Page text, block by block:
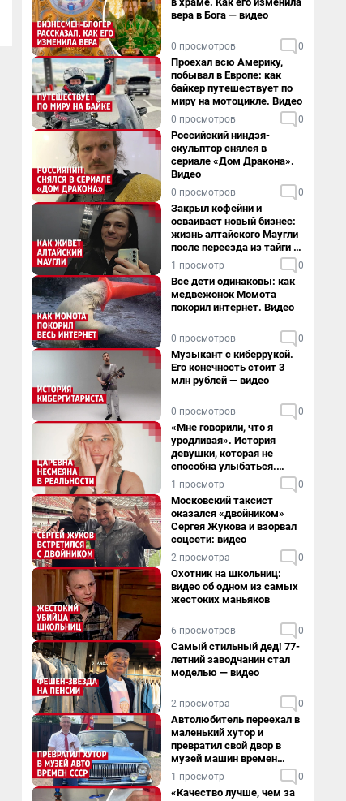
вера в Бога — видео
0 просмотров 0
Проехал всю Америку,
побывал в Европе: как
байкер путешествует по
миру на мотоцикле. Видео
0 просмотров 0
Российский ниндзя-
скульптор снялся в
сериале «Дом Дракона».
Видео
0 просмотров 0
Закрыл кофейни и
осваивает новый бизнес:
жизнь алтайского Маугли
после переезда из тайги в
столицу
1 просмотр 0
Все дети одинаковы: как
медвежонок Момота
покорил интернет. Видео
0 просмотров 0
Музыкант с киберрукой.
Его конечность стоит 3
млн рублей — видео
0 просмотров 0
«Мне говорили, что я
уродливая». История
девушки, которая не
способна улыбаться.
Видео
1 просмотр 0
Московский таксист
оказался «двойником»
Сергея Жукова и взорвал
соцсети: видео
2 просмотра 0
Охотник на школьниц:
видео об одном из самых
жестоких маньяков
6 просмотров 0
Самый стильный дед! 77-
летний заводчанин стал
моделью — видео
2 просмотра 0
Автолюбитель переехал в
маленький хутор и
превратил свой двор в
музей машин времен
СССР. Видео
1 просмотр 0
«Качество лучше, чем за